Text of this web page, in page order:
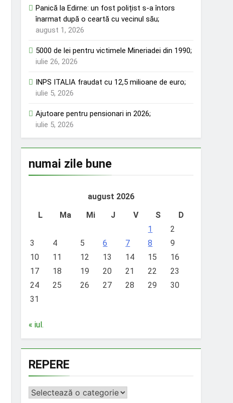
Panică la Edirne: un fost polițist s-a întors
înarmat după o ceartă cu vecinul său;
august 1, 2026
5000 de lei pentru victimele Mineriadei din 1990;
iulie 26, 2026
INPS ITALIA fraudat cu 12,5 milioane de euro;
iulie 5, 2026
Ajutoare pentru pensionari in 2026;
iulie 5, 2026
numai zile bune
august 2026
L
Ma Mi J V S
D
1
2
3
4 5 6 7 8
9
10
11 12 13 14 15
16
17
18 19 20 21 22
23
24
25 26 27 28 29
30
31
« iul.
REPERE
REPERE